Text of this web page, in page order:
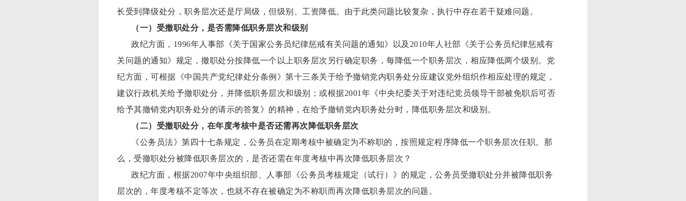
长受到降级处分，职务层次还是厅局级，但级别、工资降低。由于此类问题比较复杂，执行中存在若干疑难问题。
（一）受撤职处分，是否需降低职务层次和级别
政纪方面，1996年人事部《关于国家公务员纪律惩戒有关问题的通知》以及2010年人社部《关于公务员纪律惩戒有
关问题的通知》规定，撤职处分按降低一个以上职务层次另行确定职务，每降低一个职务层次，相应降低两个级别。党
纪方面，可根据《中国共产党纪律处分条例》第十三条关于给予撤销党内职务处分应建议党外组织作相应处理的规定，
建议行政机关给予撤职处分，并降低职务层次和级别；或根据2001年《中央纪委关于对违纪党员领导干部被免职后可否
给予其撤销党内职务处分的请示的答复》的精神，在给予撤销党内职务处分时，降低职务层次和级别。
（二）受撤职处分，在年度考核中是否还需再次降低职务层次
《公务员法》第四十七条规定，公务员在定期考核中被确定为不称职的，按照规定程序降低一个职务层次任职。那
么，受撤职处分被降低职务层次的，是否还需在年度考核中再次降低职务层次？
政纪方面，根据2007年中央组织部、人事部《公务员考核规定（试行）》的规定，公务员受撤职处分并被降低职务
层次的，年度考核不定等次，也就不存在被确定为不称职而再次降低职务层次的问题。